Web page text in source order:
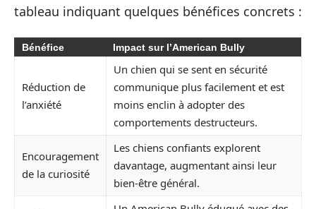
tableau indiquant quelques bénéfices concrets :
Bénéfice Impact sur l’American Bully
Réduction de
l’anxiété
Un chien qui se sent en sécurité
communique plus facilement et est
moins enclin à adopter des
comportements destructeurs.
Encouragement
de la curiosité
Les chiens confiants explorent
davantage, augmentant ainsi leur
bien-être général.